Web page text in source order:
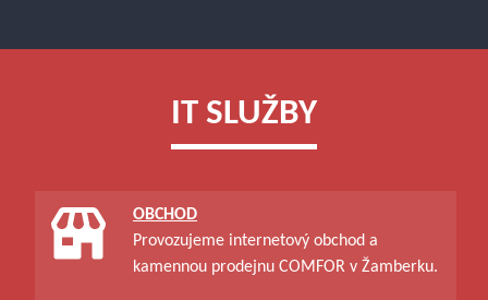
IT SLUŽBY
OBCHOD
Provozujeme internetový obchod a
kamennou prodejnu COMFOR v Žamberku.